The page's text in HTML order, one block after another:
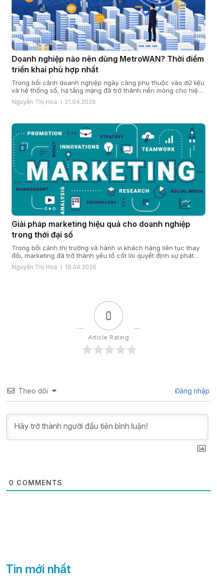
Doanh nghiệp nào nên dùng MetroWAN? Thời điểm
triển khai phù hợp nhất
Trong bối cảnh doanh nghiệp ngày càng phụ thuộc vào dữ liệu
và hệ thống số, hạ tầng mạng đã trở thành nền móng cho hiệu
quả vận hành và năng lực cạnh tranh. Khi quy mô mở rộng, chi
nhánh gia tăng và yêu cầu bảo mật, ổn định ngày càng cao,
Nguyễn Thị Hoa 21.04.2026
Giải pháp marketing hiệu quả cho doanh nghiệp
trong thời đại số
Trong bối cảnh thị trường và hành vi khách hàng liên tục thay
đổi, marketing đã trở thành yếu tố cốt lõi quyết định sự phát
triển của doanh nghiệp. Một giải pháp marketing hiệu quả nằm
ở cách doanh nghiệp hiểu khách hàng, xây dựng chiến lược
Nguyễn Thị Hoa 19.04.2026
0
Article Rating
Theo dõi Đăng nhập
0 COMMENTS
Tin mới nhất